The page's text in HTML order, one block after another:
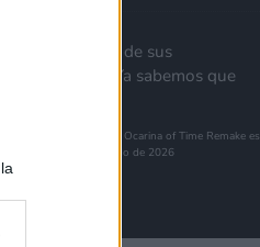
Nota aclaratoria de sus
responsables: "Ya sabemos que
The Legend of Zelda: Ocarina of Time Remake es
el juego más esperado de 2026